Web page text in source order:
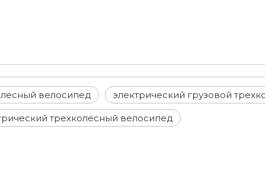
велосипед электрический грузовой
трехколесный велосипед